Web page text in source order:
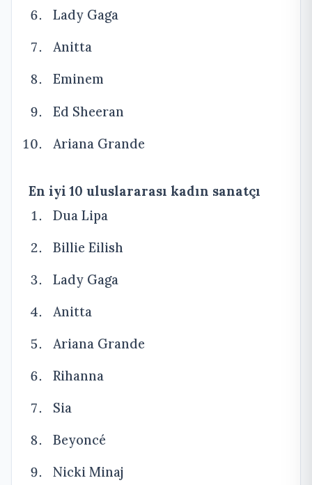
Lady Gaga
Anitta
Eminem
Ed Sheeran
Ariana Grande
En iyi 10 uluslararası kadın sanatçı
Dua Lipa
Billie Eilish
Lady Gaga
Anitta
Ariana Grande
Rihanna
Sia
Beyoncé
Nicki Minaj